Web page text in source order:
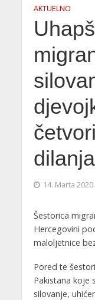
AKTUELNO
14. Marta 2020.
Šestorica
Hercegovini
maloljetnice
Pored te
Pakistana koje
silovanje,